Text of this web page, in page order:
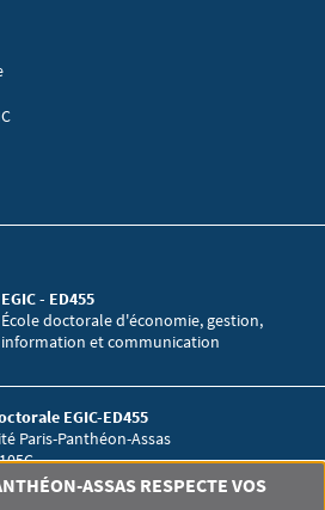
École doctorale d'économie, gestion,
information et communication
EGIC - ED455
EGIC-ED455
Paris-Panthéon-Assas
du PanthéonASSAS RESPECTE VOS